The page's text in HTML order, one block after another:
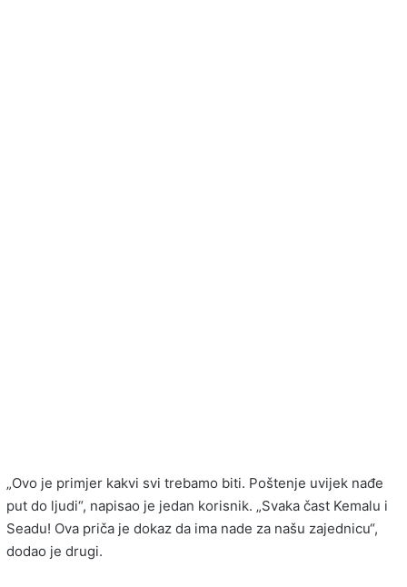
„Ovo je primjer kakvi svi trebamo biti. Poštenje uvijek nađe
put do ljudi“, napisao je jedan korisnik. „Svaka čast Kemalu i
Seadu! Ova priča je dokaz da ima nade za našu zajednicu“,
dodao je drugi.